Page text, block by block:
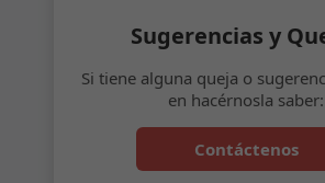
Sugerencias y
Si tiene alguna queja o
en hacérnosla saber:
Contáctenos